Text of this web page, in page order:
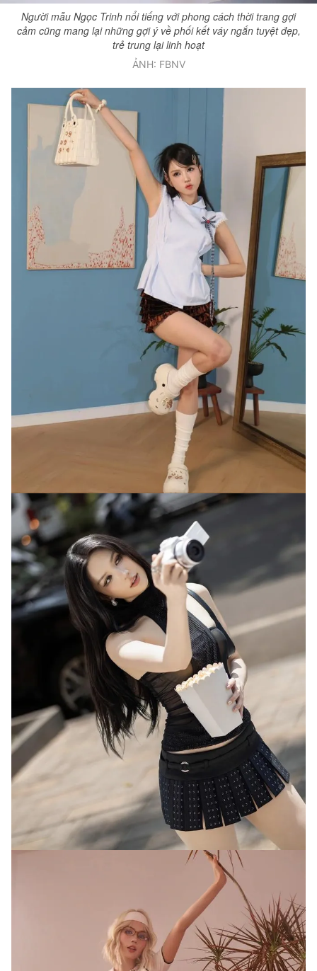
Người mẫu Ngọc Trinh nổi tiếng với phong cách thời trang gợi
cảm cũng mang lại những gợi ý về phối kết váy ngắn tuyệt đẹp,
trẻ trung lại linh hoạt
ẢNH: FBNV